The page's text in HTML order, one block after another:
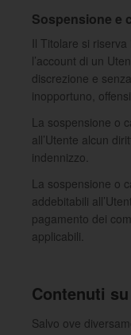
Sospensione e
Il Titolare si
l’account di un
discrezione e
inopportuno,
La sospensione o
all’Utente alcun
indennizzo.
La sospensione o
addebitabili
pagamento dei
applicabili.
Contenuti
Salvo ove